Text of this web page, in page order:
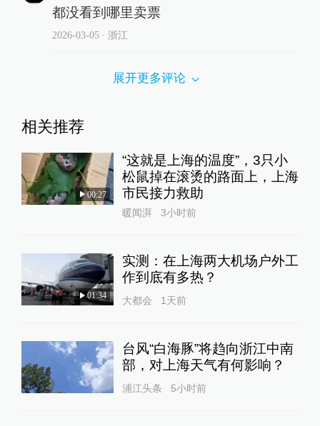
都没看到哪里卖票
2026-03-05∙ 浙江
展开更多评论
相关推荐
00:27
“这就是上海的温度”，3只小
松鼠掉在滚烫的路面上，上海
市民接力救助
暖闻湃 3小时前
01:34
实测：在上海两大机场户外工
作到底有多热？
大都会 1天前
台风“白海豚”将趋向浙江中南
部，对上海天气有何影响？
浦江头条 5小时前